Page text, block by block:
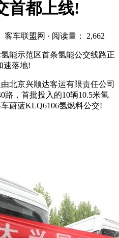
首都上线!
客车联盟网 · 阅读量： 2,662
能示范区首条氢能公交线路正
速落地!
北京兴顺达客运有限责任公司
路，首批投入的10辆10.5米氢
蔚蓝KLQ6106氢燃料公交!